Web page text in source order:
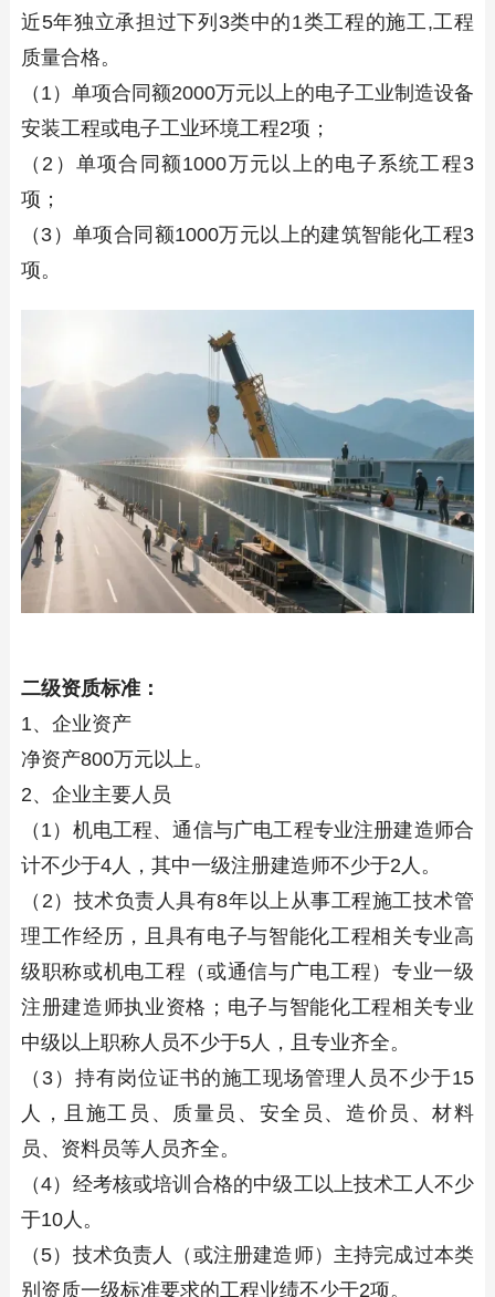
近5年独立承担过下列3类中的1类工程的施工,工程
质量合格。
（1）单项合同额2000万元以上的电子工业制造设备
安装工程或电子工业环境工程2项；
（2）单项合同额1000万元以上的电子系统工程3
项；
（3）单项合同额1000万元以上的建筑智能化工程3
项。
二级资质标准：
1、企业资产
净资产800万元以上。
2、企业主要人员
（1）机电工程、通信与广电工程专业注册建造师合
计不少于4人，其中一级注册建造师不少于2人。
（2）技术负责人具有8年以上从事工程施工技术管
理工作经历，且具有电子与智能化工程相关专业高
级职称或机电工程（或通信与广电工程）专业一级
注册建造师执业资格；电子与智能化工程相关专业
中级以上职称人员不少于5人，且专业齐全。
（3）持有岗位证书的施工现场管理人员不少于15
人，且施工员、质量员、安全员、造价员、材料
员、资料员等人员齐全。
（4）经考核或培训合格的中级工以上技术工人不少
于10人。
（5）技术负责人（或注册建造师）主持完成过本类
别资质一级标准要求的工程业绩不少于2项。